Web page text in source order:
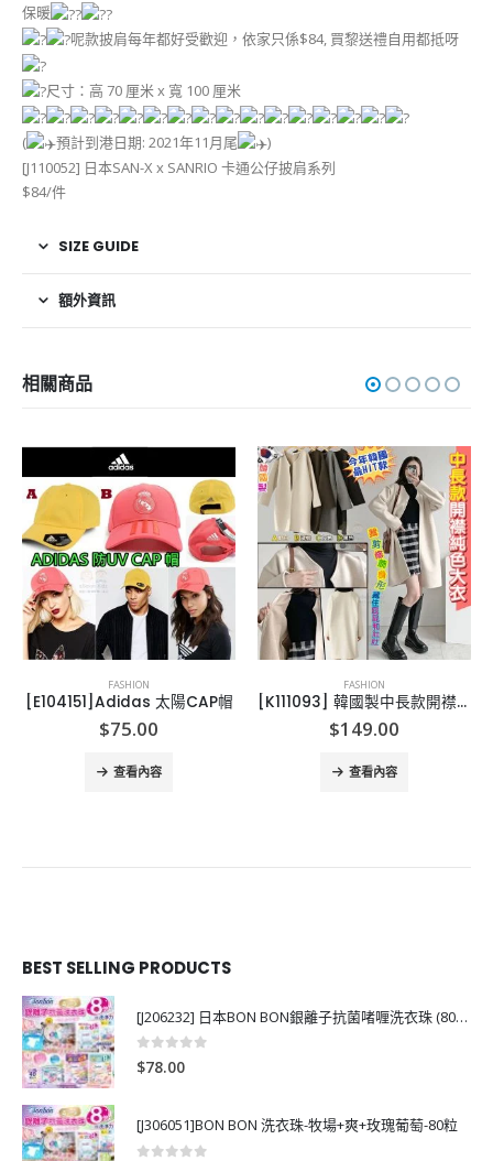
保暖
呢款披肩每年都好受歡迎，依家只係$84, 買黎送禮自用都抵呀
尺寸：高 70 厘米 x 寬 100 厘米
( 預計到港日期: 2021年11月尾
)
[J110052] 日本SAN-X x SANRIO 卡通公仔披肩系列
$84/件
SIZE GUIDE
額外資訊
相關商品
FASHION
[E104151]Adidas 太陽CAP帽
$75.00
查看內容
FASHION
[K111093] 韓國製中長款開襟大衣
$149.00
查看內容
BEST SELLING PRODUCTS
[J206232] 日本BON BON銀離子抗菌啫喱洗衣珠 (80粒)
0out of 5
$78.00
[J306051]BON BON 洗衣珠-牧場+爽+玫瑰葡萄-80粒